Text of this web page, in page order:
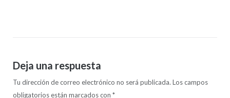
Deja una respuesta
Tu dirección de correo electrónico no será publicada. Los campos
obligatorios están marcados con *